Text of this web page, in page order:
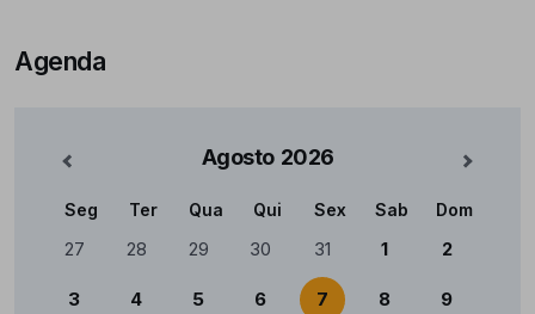
Agenda
Agosto 2026 Mês
Calendário
Seg Ter Qua Qui Sex Sab Dom
27 28 29 30 31 1 2
3 4 5 6 7 8 9